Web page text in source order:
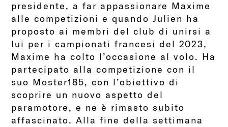
presidente, a far appassionare Maxime
alle competizioni e quando Julien ha
proposto ai membri del club di unirsi a
lui per i campionati francesi del 2023,
Maxime ha colto l’occasione al volo. Ha
partecipato alla competizione con il
suo Moster185, con l’obiettivo di
scoprire un nuovo aspetto del
paramotore, e ne è rimasto subito
affascinato. Alla fine della settimana